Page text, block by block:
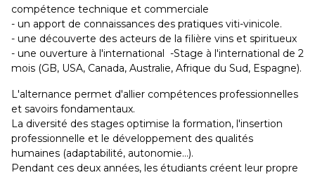
compétence technique et commerciale
- un apport de connaissances des pratiques viti-vinicole.
- une découverte des acteurs de la filière vins et spiritueux
- une ouverture à l'international -Stage à l'international de 2
mois (GB, USA, Canada, Australie, Afrique du Sud, Espagne).
L'alternance permet d'allier compétences professionnelles
et savoirs fondamentaux.
La diversité des stages optimise la formation, l'insertion
professionnelle et le développement des qualités
humaines (adaptabilité, autonomie...).
Pendant ces deux années, les étudiants créent leur propre